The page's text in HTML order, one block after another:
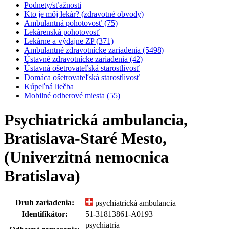
Podnety/sťažnosti
Kto je môj lekár? (zdravotné obvody)
Ambulantná pohotovosť (75)
Lekárenská pohotovosť
Lekárne a výdajne ZP (371)
Ambulantné zdravotnícke zariadenia (5498)
Ústavné zdravotnícke zariadenia (42)
Ústavná ošetrovateľská starostlivosť
Domáca ošetrovateľská starostlivosť
Kúpeľná liečba
Mobilné odberové miesta (55)
Psychiatrická ambulancia,
Bratislava-Staré Mesto,
(Univerzitná nemocnica
Bratislava)
Druh zariadenia:
psychiatrická ambulancia
Identifikátor:
51-31813861-A0193
psychiatria